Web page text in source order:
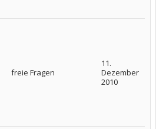
freie Fragen
11.
Dezember
2010